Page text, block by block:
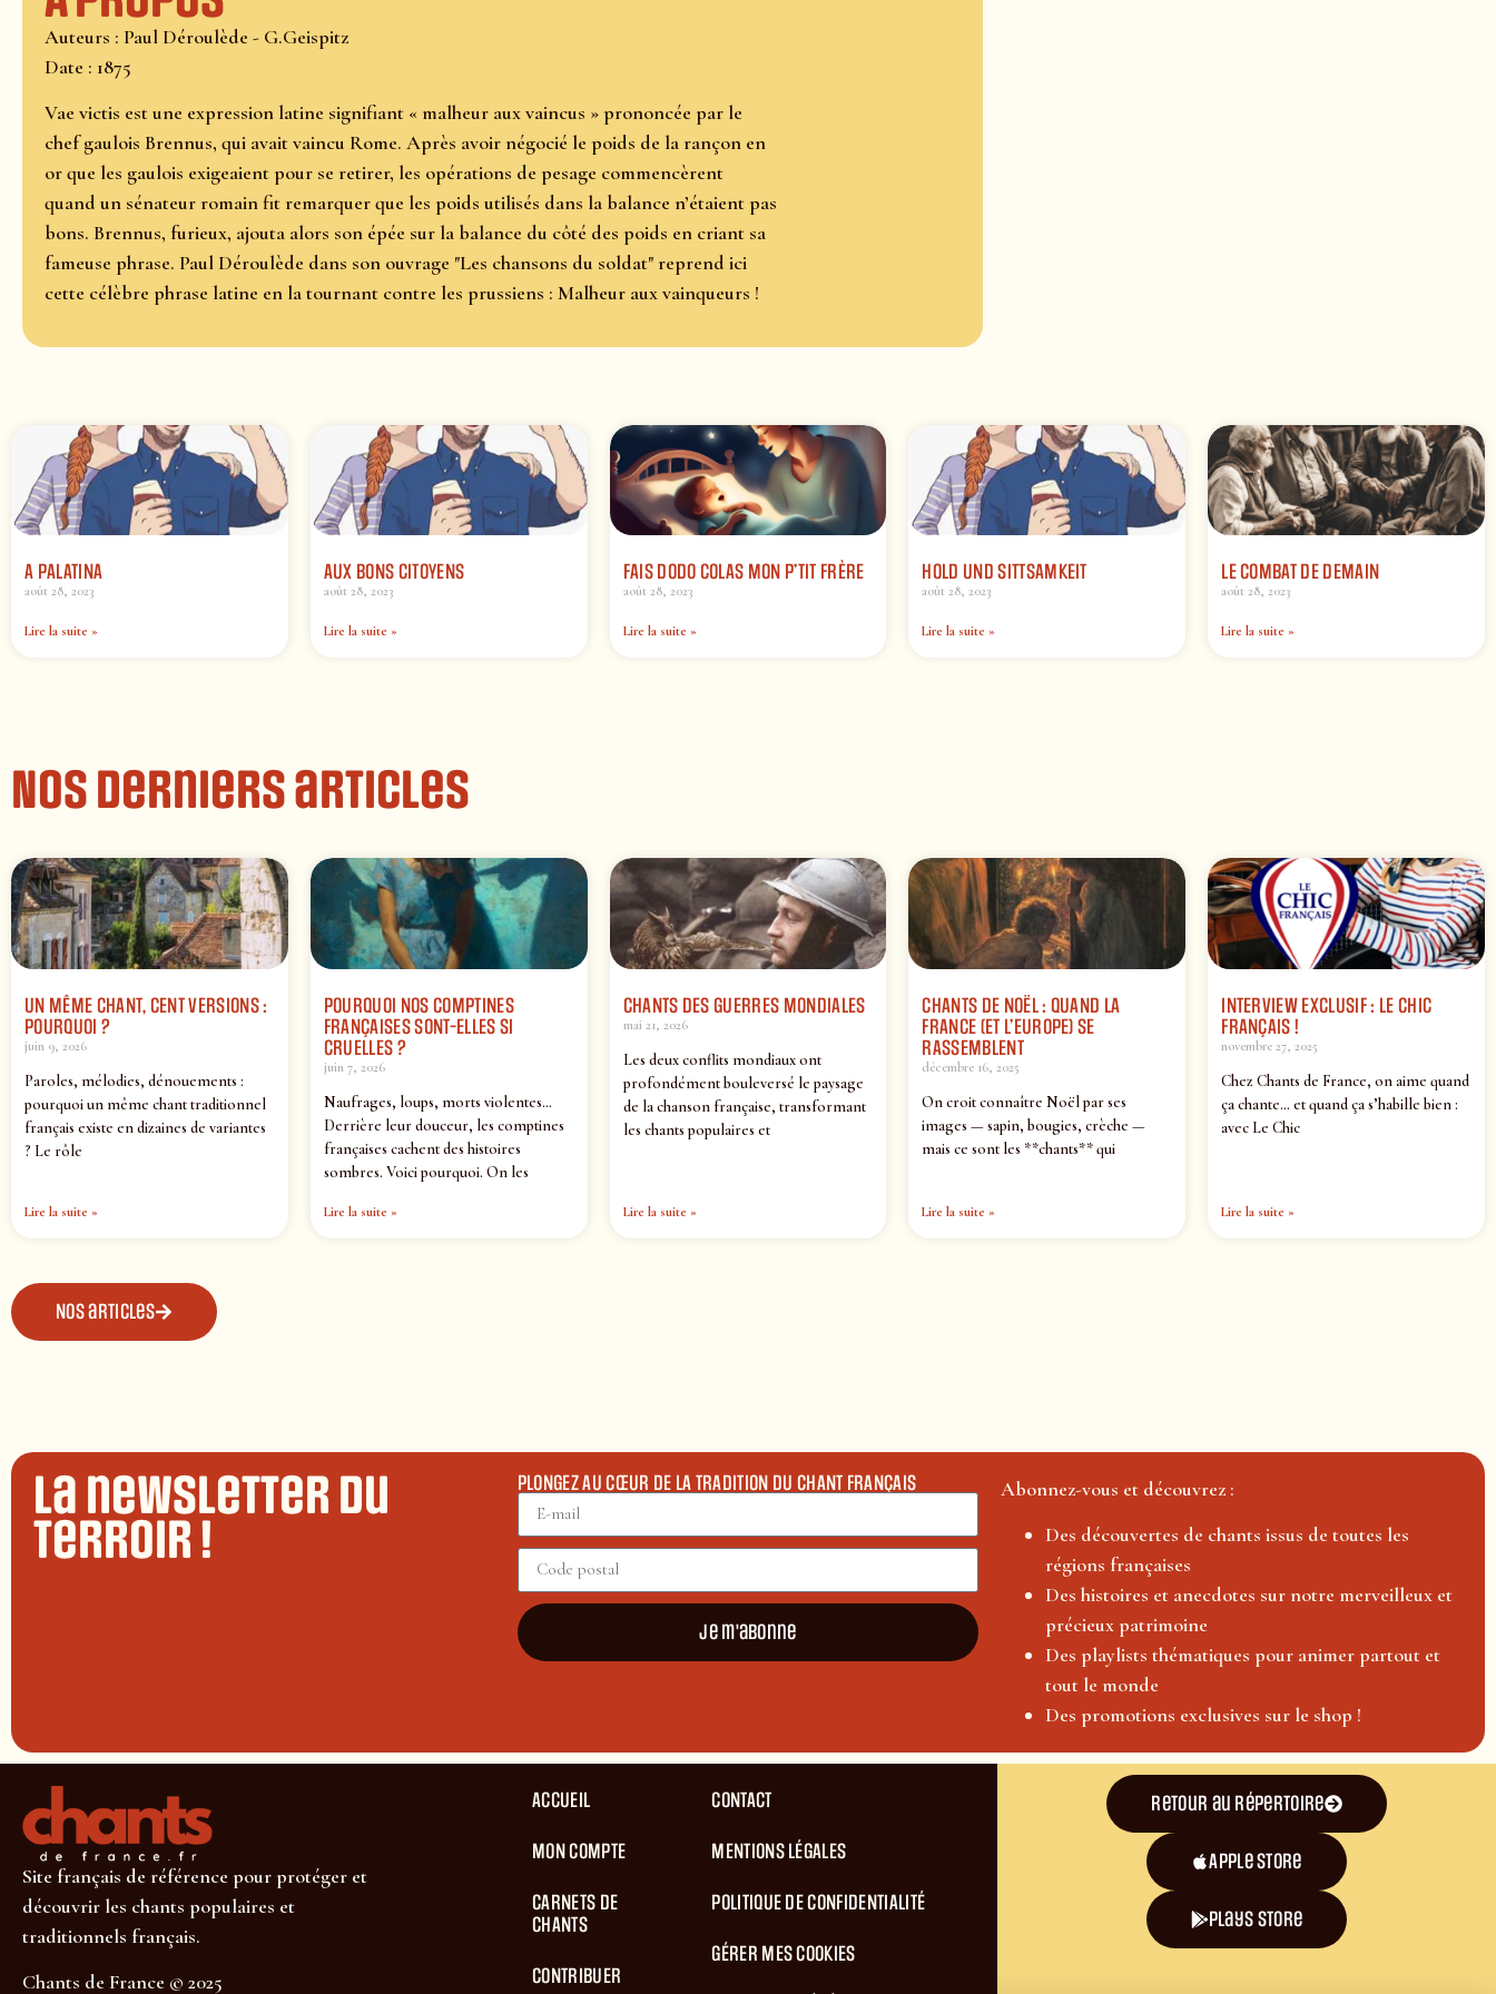
Auteurs : Paul Déroulède - G.Geispitz
Date : 1875
Vae victis est une expression latine signifiant « malheur aux vaincus » prononcée par le
chef gaulois Brennus, qui avait vaincu Rome. Après avoir négocié le poids de la rançon en
or que les gaulois exigeaient pour se retirer, les opérations de pesage commencèrent
quand un sénateur romain fit remarquer que les poids utilisés dans la balance n’étaient pas
bons. Brennus, furieux, ajouta alors son épée sur la balance du côté des poids en criant sa
fameuse phrase. Paul Déroulède dans son ouvrage "Les chansons du soldat" reprend ici
cette célèbre phrase latine en la tournant contre les prussiens : Malheur aux vainqueurs !
A PALATINA
août 28, 2023
Lire la suite »
AUX BONS CITOYENS
août 28, 2023
Lire la suite »
FAIS DODO COLAS MON P’TIT FRÈRE
août 28, 2023
Lire la suite »
HOLD UND SITTSAMKEIT
août 28, 2023
Lire la suite »
LE COMBAT DE DEMAIN
août 28, 2023
Lire la suite »
Nos derniers articles
UN MÊME CHANT, CENT VERSIONS :
POURQUOI ?
juin 9, 2026
Paroles, mélodies, dénouements :
pourquoi un même chant traditionnel
français existe en dizaines de variantes
? Le rôle
Lire la suite »
POURQUOI NOS COMPTINES
FRANÇAISES SONT-ELLES SI
CRUELLES ?
juin 7, 2026
Naufrages, loups, morts violentes…
Derrière leur douceur, les comptines
françaises cachent des histoires
sombres. Voici pourquoi. On les
Lire la suite »
CHANTS DES GUERRES MONDIALES
mai 21, 2026
Les deux conflits mondiaux ont
profondément bouleversé le paysage
de la chanson française, transformant
les chants populaires et
Lire la suite »
CHANTS DE NOËL : QUAND LA
FRANCE (ET L’EUROPE) SE
RASSEMBLENT
décembre 16, 2025
On croit connaître Noël par ses
images — sapin, bougies, crèche —
mais ce sont les **chants** qui
Lire la suite »
INTERVIEW EXCLUSIF : LE CHIC
FRANÇAIS !
novembre 27, 2025
Chez Chants de France, on aime quand
ça chante… et quand ça s’habille bien :
avec Le Chic
Lire la suite »
Nos articles
La newsletter du
terroir !
PLONGEZ AU CŒUR DE LA TRADITION DU CHANT FRANÇAIS
Je m'abonne
Abonnez-vous et découvrez :
Des découvertes de chants issus de toutes les
régions françaises
Des histoires et anecdotes sur notre merveilleux et
précieux patrimoine
Des playlists thématiques pour animer partout et
tout le monde
Des promotions exclusives sur le shop !
Site français de référence pour protéger et
découvrir les chants populaires et
traditionnels français.
Chants de France © 2025
ACCUEIL
MON COMPTE
CARNETS DE
CHANTS
CONTRIBUER
CONTACT
MENTIONS LÉGALES
POLITIQUE DE CONFIDENTIALITÉ
GÉRER MES COOKIES
Retour au répertoire
Apple Store
plays store